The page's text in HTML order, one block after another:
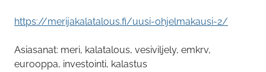
https://merijakalatalous.fi/uusi-ohjelmakausi-2/
Asiasanat: meri, kalatalous, vesiviljely, emkrv,
eurooppa, investointi, kalastus